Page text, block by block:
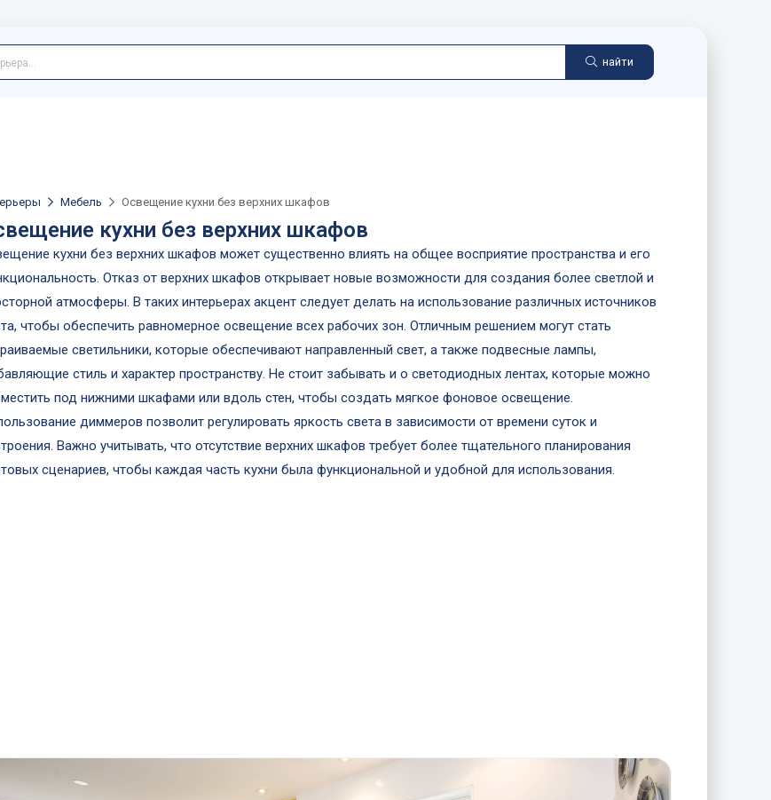
найти
Мебель Освещение кухни без верхних шкафов
кухни без верхних шкафов
кухни без верхних шкафов может существенно влиять на общее восприятие пространства и его
Отказ от верхних шкафов открывает новые возможности для создания более светлой и
атмосферы. В таких интерьерах акцент следует делать на использование различных источников
чтобы обеспечить равномерное освещение всех рабочих зон. Отличным решением могут стать
светильники, которые обеспечивают направленный свет, а также подвесные лампы,
стиль и характер пространству. Не стоит забывать и о светодиодных лентах, которые можно
под нижними шкафами или вдоль стен, чтобы создать мягкое фоновое освещение.
диммеров позволит регулировать яркость света в зависимости от времени суток и
Важно учитывать, что отсутствие верхних шкафов требует более тщательного планирования
сценариев, чтобы каждая часть кухни была функциональной и удобной для использования.